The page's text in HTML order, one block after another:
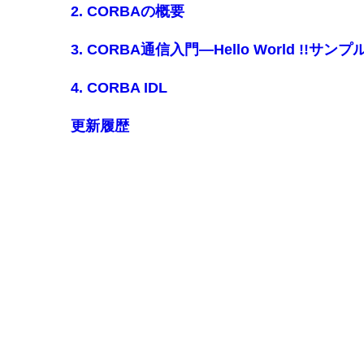
2. CORBAの概要
3. CORBA通信入門―Hello World !!サンプ
4. CORBA IDL
更新履歴